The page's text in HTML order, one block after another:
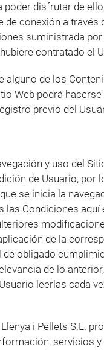
poder disfrutar de
de conexión a través
suministrada
contratado el
Web podrá
previo del
de Usuario, por
se inicia la
las Condiciones aquí
de la
obligado
de lo
leerlas cada
servicios y